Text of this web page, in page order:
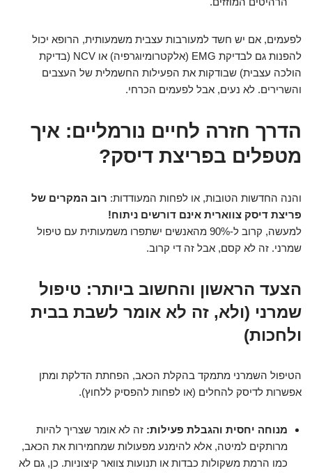
לפעמים, אם יש חשד למעורבות עצבית משמעותית, הרופא יכול
להפנות גם לבדיקת EMG (אלקטרומיוגרפיה) או NCV (בדיקת
הולכה עצבית) שבודקות את הפעילות החשמלית של העצבים
והשרירים. לא נעים, אבל לפעמים הכרחי.
הדרך חזרה לחיים נורמליים: איך
מטפלים בפריצת דיסק?
והנה החדשות הטובות, או לפחות המעודדות: רוב המקרים של
פריצת דיסק צווארית אינם דורשים ניתוח!
למעשה, קרוב ל-90% מהאנשים ישתפרו משמעותית עם טיפול
שמרני. זה לא קסם, אבל זה די קרוב.
הצעד הראשון והחשוב ביותר: טיפול
שמרני (ולא, זה לא אומר לשבת בבית
ולחכות)
הטיפול השמרני מתמקד בהקלת הכאב, הפחתת הדלקת ומתן
אפשרות לדיסק להחלים (או לפחות להפסיק ללחוץ).
מנוחה יחסית והגבלת פעילות: זה לא אומר שצריך להיות
מרותקים למיטה, אלא להימנע מפעולות שמחמירות את הכאב,
כמו הרמת משקולות כבדות או תנועות צוואר קיצוניות. כן, גם לא